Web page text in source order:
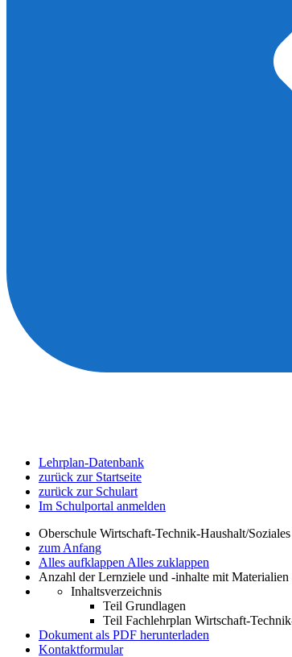
Lehrplan-Datenbank
zurück zur Startseite
zurück zur Schulart
Im Schulportal anmelden
Oberschule Wirtschaft-Technik-Haushalt/
zum Anfang
Alles aufklappen Alles zuklappen
Anzahl der Lernziele und -inhalte mit Materialien
Inhaltsverzeichnis
Teil Grundlagen
Teil Fachlehrplan Wirtschaft-
Dokument als PDF herunterladen
Kontaktformular